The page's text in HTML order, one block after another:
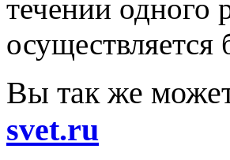
течении одного
осуществляется
Вы так же
svet.ru